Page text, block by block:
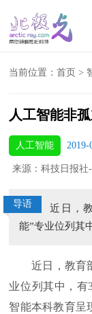
当前位置：首页 >
人工智能非
人工智能 2019-
来源：科技日报
导语
近日，
能”专业位列其
近日，教育部
业位列其中，有
智能本科教育呈